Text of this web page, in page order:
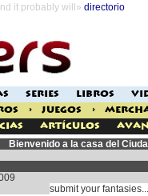
it probably will» directorio
SERIES LIBROS
> JUEGOS >
Artículos
Bienvenido a la casa del
submit your fantasies...